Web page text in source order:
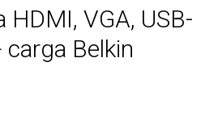
HDMI, VGA, USB-
Belkin